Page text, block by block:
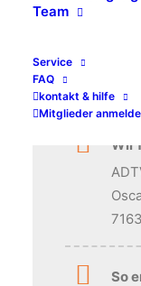
Team
Service
FAQ
kontakt & hilfe
Mitglieder
Kurzkurse wie
Rufen Sie uns an
vereinbaren mit
Wir
So